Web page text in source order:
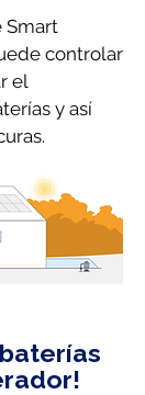
Smart
controlar
el
y así